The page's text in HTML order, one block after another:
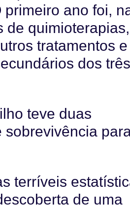
ano foi,
de quimioterapias,
tratamentos e
dos três
teve duas
sobrevivência
terríveis
de uma